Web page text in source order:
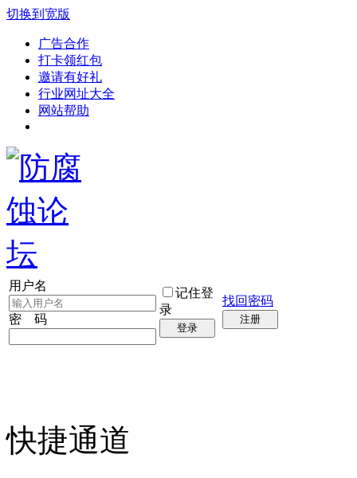
切换到宽版
广告合作
打卡领红包
邀请有好礼
行业网址大全
网站帮助
用户名
密 码
记住登
录
登录
找回密码
注册
快捷通道